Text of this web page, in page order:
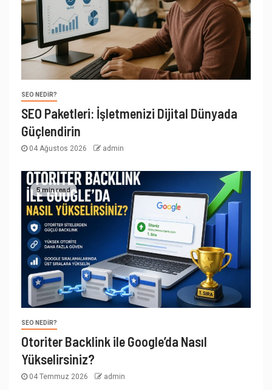
SEO NEDIR?
SEO Paketleri: İşletmenizi Dijital Dünyada
Güçlendirin
04 Ağustos 2026 admin
5 min read
SEO NEDIR?
Otoriter Backlink ile Google’da Nasıl
Yükselirsiniz?
04 Temmuz 2026 admin